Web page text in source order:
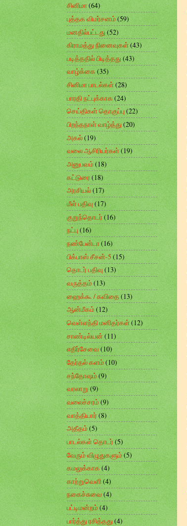
சினிமா(64)
புத்தக விமர்சனம்(59)
மனதில்பட்டது(52)
கிராமத்து நினைவுகள்(43)
படித்ததில் பிடித்தது(43)
வாழ்க்கை (35)
சினிமா பாடல்கள்(28)
பாரதி நட்புக்காக(24)
செய்திகள் தொகுப்பு(22)
பிறந்தநாள் வாழ்த்து(20)
அகல்(19)
வலை ஆசிரியர்கள்(19)
அனுபவம்(18)
கட்டுரை(18)
அரசியல்(17)
மீள் பதிவு (17)
குறுந்தொடர்(16)
நட்பு(16)
நண்பேன்டா(16)
பிக்பாஸ் சீசன்-5(15)
தொடர் பதிவு(13)
வருத்தம்(13)
ஹைக்கூ / கவிதை(13)
ஆன்மீகம்(12)
வெள்ளந்தி மனிதர்கள்(12)
சாண்டில்யன்(11)
எதிர்சேவை (10)
தேர்தல் களம்(10)
சந்தோஷம்(9)
வரலாறு(9)
வலைச்சரம்(9)
வாத்தியார்(8)
அதீதம்(5)
பாடல்கள் தொடர்(5)
வேரும் விழுதுகளும்(5)
கமலுக்காக(4)
காற்றுவெளி(4)
நகைச்சுவை(4)
பட்டிமன்றம்(4)
பார்த்து ரசித்தது(4)